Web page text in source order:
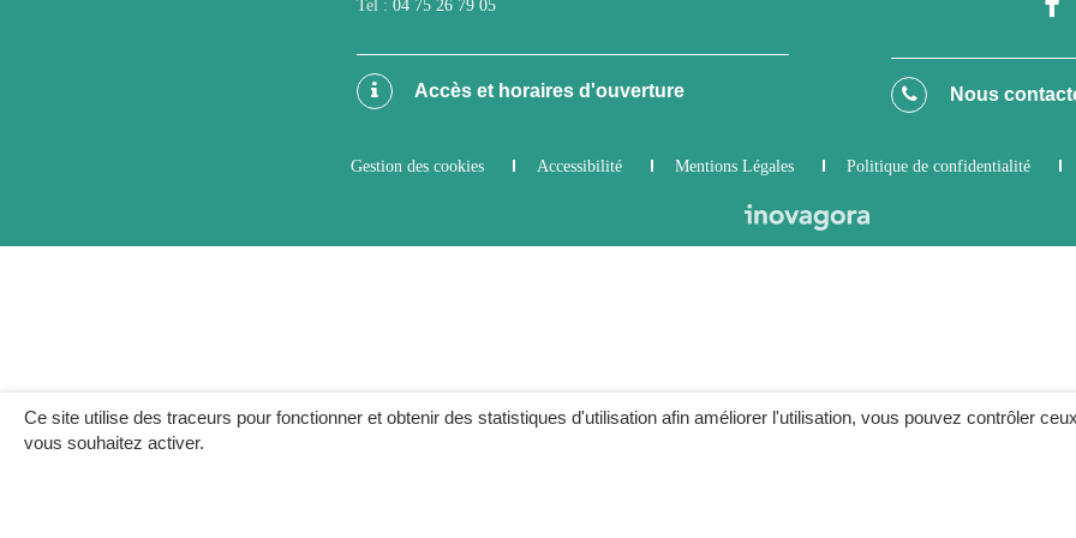
Ce site utilise des traceurs pour fonctionner et obtenir des statistiques d'utilisation afin améliorer l'utilisation, vous pouvez contrôler
vous souhaitez activer.
Tel : 04 75 26 79 05
Accès et horaires d'ouverture Nous
Gestion des cookies Accessibilité Mentions Légales Politique de confidentialité